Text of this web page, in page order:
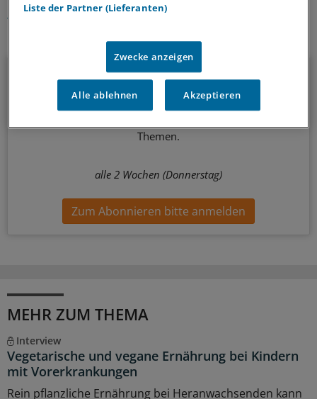
Diabetes mellitus Allgemeinmedizin
Ihr Newsletter zum Thema
Diabetologie
Mit diesem Newsletter sind Sie stets aktuell und umfassend
Themen.
alle 2 Wochen (Donnerstag)
Zum Abonnieren bitte anmelden
MEHR ZUM THEMA
Interview
Vegetarische und vegane Ernährung bei Kindern
mit Vorerkrankungen
Rein pflanzliche Ernährung bei Heranwachsenden kann
Liste der Partner (Lieferanten)
Zwecke anzeigen
Alle ablehnen Akzeptieren